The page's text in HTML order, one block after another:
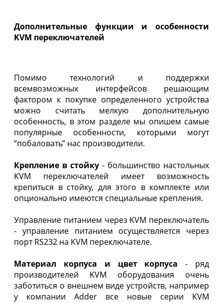
Дополнительные функции и особенности
KVM переключателей
Помимо технологий и поддержки
всемвозможных интерфейсов решающим
фактором к покупке определенного устройства
можно считать мелкую дополнительную
особенность, в этом разделе мы опишем самые
популярные особенности, которыми могут
“побаловать” нас производители.
Крепление в стойку - большинство настольных
KVM переключателей имеет возможность
крепиться в стойку, для этого в комплекте или
опционально имеются специальные крепления.
Управление питанием через KVM переключатель
- управление питанием осуществляется через
порт RS232 на KVM переключателе.
Материал корпуса и цвет корпуса - ряд
производителей KVM оборудования очень
заботиться о внешнем виде устройств, например
у компании Adder все новые серии KVM